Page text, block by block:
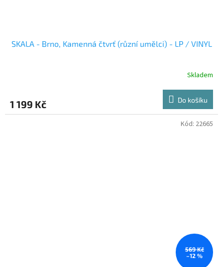
SKALA - Brno, Kamenná čtvrť (různí umělci) - LP / VINYL
Skladem
1 199 Kč Do košíku
569 Kč
–12 %
Kód: 22665